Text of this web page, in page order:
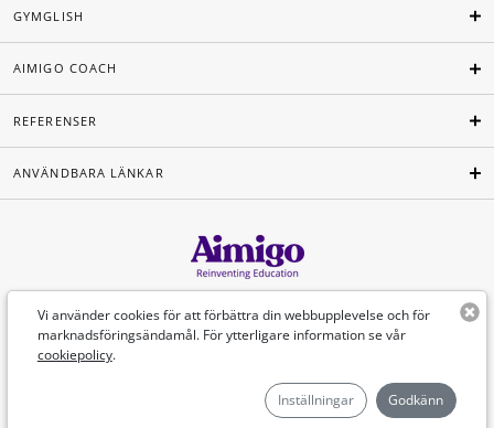
Vi använder cookies för att förbättra din webbupplevelse och för
marknadsföringsändamål. För ytterligare information se vår
cookiepolicy.
Inställningar Godkänn
GYMGLISH
AIMIGO COACH
REFERENSER
ANVÄNDBARA LÄNKAR
Svenska